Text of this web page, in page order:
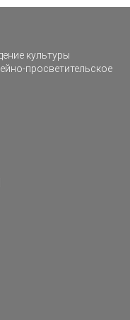
культуры
просветительское